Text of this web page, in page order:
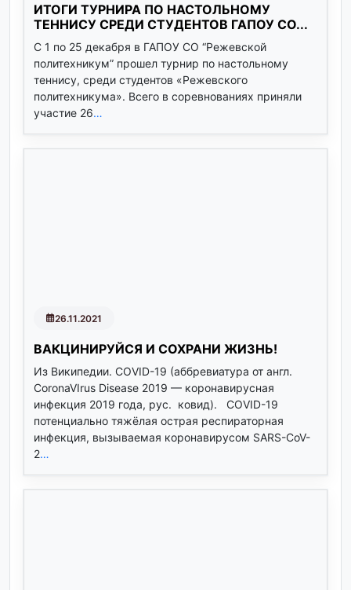
ИТОГИ ТУРНИРА ПО НАСТОЛЬНОМУ
ТЕННИСУ СРЕДИ СТУДЕНТОВ ГАПОУ СО...
С 1 по 25 декабря в ГАПОУ СО “Режевской
политехникум” прошел турнир по настольному
теннису, среди студентов «Режевского
политехникума». Всего в соревнованиях приняли
участие 26…
26.11.2021
ВАКЦИНИРУЙСЯ И СОХРАНИ ЖИЗНЬ!
Из Википедии. COVID-19 (аббревиатура от англ.
CoronaVIrus Disease 2019 — коронавирусная
инфекция 2019 года, рус. ковид). COVID-19
потенциально тяжёлая острая респираторная
инфекция, вызываемая коронавирусом SARS-CoV-
2…